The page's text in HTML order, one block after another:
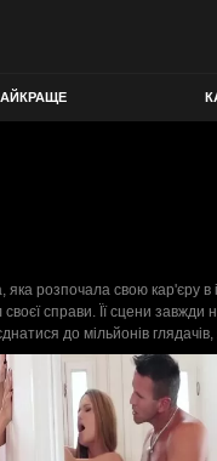
розпочала свою кар'єру
справи. Її сцени
до мільйонів